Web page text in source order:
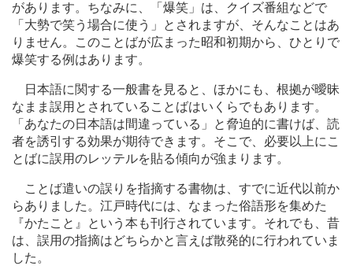
があります。ちなみに、「爆笑」は、クイズ番組などで
「大勢で笑う場合に使う」とされますが、そんなことはあ
りません。このことばが広まった昭和初期から、ひとりで
爆笑する例はあります。
日本語に関する一般書を見ると、ほかにも、根拠が曖昧
なまま誤用とされていることばはいくらでもあります。
「あなたの日本語は間違っている」と脅迫的に書けば、読
者を誘引する効果が期待できます。そこで、必要以上にこ
とばに誤用のレッテルを貼る傾向が強まります。
ことば遣いの誤りを指摘する書物は、すでに近代以前か
らありました。江戸時代には、なまった俗語形を集めた
『かたこと』という本も刊行されています。それでも、昔
は、誤用の指摘はどちらかと言えば散発的に行われていま
した。